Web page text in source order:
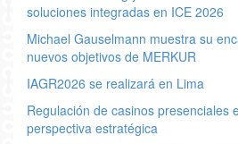
soluciones integradas en ICE 2026
Michael Gauselmann muestra su
nuevos objetivos de MERKUR
IAGR2026 se realizará en Lima
Regulación de casinos presenciales
perspectiva estratégica